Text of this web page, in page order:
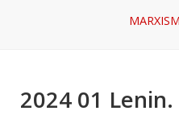
2024 01 Lenin.